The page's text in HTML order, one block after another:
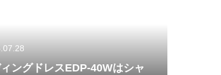
ングドレスEDP-40Wはシャ